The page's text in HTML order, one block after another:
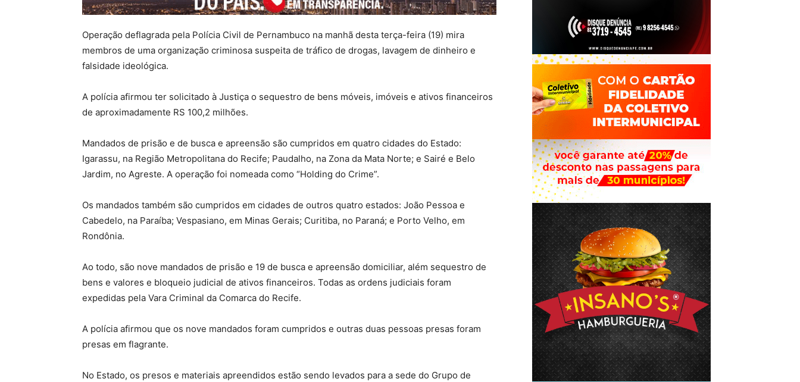
Operação deflagrada pela Polícia Civil de Pernambuco na manhã desta terça-feira (19) mira
membros de uma organização criminosa suspeita de tráfico de drogas, lavagem de dinheiro e
falsidade ideológica.
A polícia afirmou ter solicitado à Justiça o sequestro de bens móveis, imóveis e ativos financeiros
de aproximadamente RS 100,2 milhões.
Mandados de prisão e de busca e apreensão são cumpridos em quatro cidades do Estado:
Igarassu, na Região Metropolitana do Recife; Paudalho, na Zona da Mata Norte; e Sairé e Belo
Jardim, no Agreste. A operação foi nomeada como “Holding do Crime”.
Os mandados também são cumpridos em cidades de outros quatro estados: João Pessoa e
Cabedelo, na Paraíba; Vespasiano, em Minas Gerais; Curitiba, no Paraná; e Porto Velho, em
Rondônia.
Ao todo, são nove mandados de prisão e 19 de busca e apreensão domiciliar, além sequestro de
bens e valores e bloqueio judicial de ativos financeiros. Todas as ordens judiciais foram
expedidas pela Vara Criminal da Comarca do Recife.
A polícia afirmou que os nove mandados foram cumpridos e outras duas pessoas presas foram
presas em flagrante.
No Estado, os presos e materiais apreendidos estão sendo levados para a sede do Grupo de